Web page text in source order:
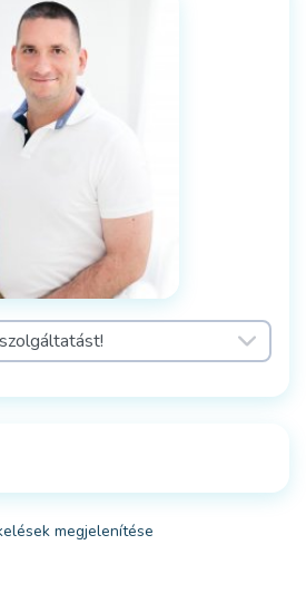
megjelenítése